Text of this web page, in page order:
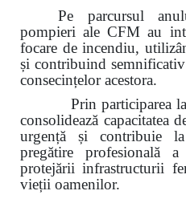
Pe parcursul
pompieri ale CFM au
focare de incendiu,
și contribuind
consecințelor acestora.
Prin participarea la
consolidează capacitatea
urgență și contribuie
pregătire profesională
protejării infrastructurii
vieții oamenilor.